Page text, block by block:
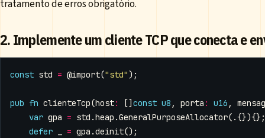
tratamento de erros obrigatório.
2. Implemente um cliente TCP que conecta e
const std = @import("std");
pub fn clienteTcp(host: [] const u8 , porta : u16 ,
var gpa = std .heap .GeneralPurposeAllocator(.{}){};
defer
= gpa .deinit();